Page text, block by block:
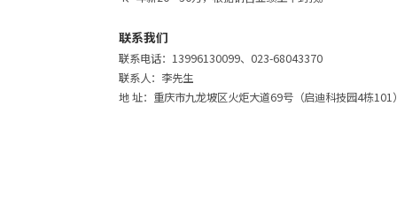
联系我们
联系电话：13996130099、023-68043370
联系人：李先生
地 址：重庆市九龙坡区火炬大道69号（启迪科技园4栋101